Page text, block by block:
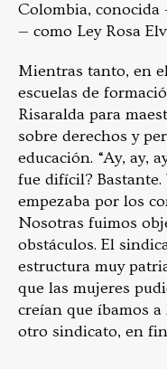
Colombia,
— como Ley Rosa
Mientras tanto, en
escuelas de
Risaralda para
sobre derechos y
educación. “Ay, ay,
fue difícil?
empezaba por los
Nosotras fuimos
obstáculos. El
estructura muy
que las mujeres
creían que íbamos
otro sindicato, en